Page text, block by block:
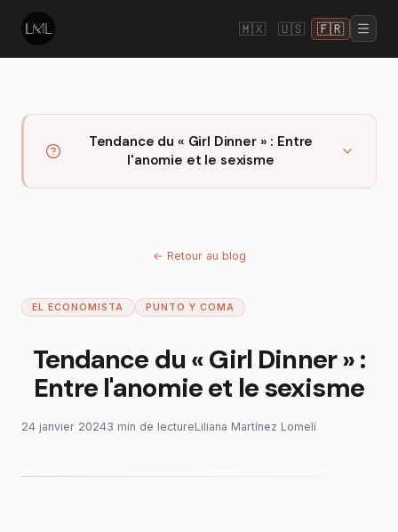
🇲🇽 🇺🇸 🇫🇷
Tendance du « Girl Dinner » : Entre
l'anomie et le sexisme
← Retour au blog
EL ECONOMISTA PUNTO Y COMA
Tendance du « Girl Dinner » :
Entre l'anomie et le sexisme
24 janvier 20243 min de lectureLiliana Martínez Lomelí